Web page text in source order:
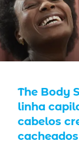
The Body
linha
cabelos
cacheados